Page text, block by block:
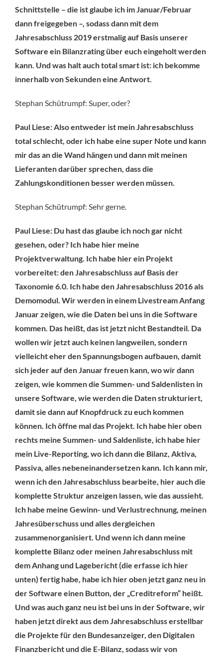
Schnittstelle – die ist glaube ich im Januar/Februar
dann freigegeben –, sodass dann mit dem
Jahresabschluss 2019 erstmalig auf Basis unserer
Software ein Bilanzrating über euch eingeholt werden
kann. Und was halt auch total smart ist: ich bekomme
innerhalb von Sekunden eine Antwort.
Stephan Schütrumpf: Super, oder?
Paul Liese: Also entweder ist mein Jahresabschluss
total schlecht, oder ich habe eine super Note und kann
mir das an die Wand hängen und dann mit meinen
Lieferanten darüber sprechen, dass die
Zahlungskonditionen besser werden müssen.
Stephan Schütrumpf: Sehr gerne.
Paul Liese: Du hast das glaube ich noch gar nicht
gesehen, oder? Ich habe hier meine
Projektverwaltung. Ich habe hier ein Projekt
vorbereitet: den Jahresabschluss auf Basis der
Taxonomie 6.0. Ich habe den Jahresabschluss 2016 als
Demomodul. Wir werden in einem Livestream Anfang
Januar zeigen, wie die Daten bei uns in die Software
kommen. Das heißt, das ist jetzt nicht Bestandteil. Da
wollen wir jetzt auch keinen langweilen, sondern
vielleicht eher den Spannungsbogen aufbauen, damit
sich jeder auf den Januar freuen kann, wo wir dann
zeigen, wie kommen die Summen- und Saldenlisten in
unsere Software, wie werden die Daten strukturiert,
damit sie dann auf Knopfdruck zu euch kommen
können. Ich öffne mal das Projekt. Ich habe hier oben
rechts meine Summen- und Saldenliste, ich habe hier
mein Live-Reporting, wo ich dann die Bilanz, Aktiva,
Passiva, alles nebeneinandersetzen kann. Ich kann mir,
wenn ich den Jahresabschluss bearbeite, hier auch die
komplette Struktur anzeigen lassen, wie das aussieht.
Ich habe meine Gewinn- und Verlustrechnung, meinen
Jahresüberschuss und alles dergleichen
zusammenorganisiert. Und wenn ich dann meine
komplette Bilanz oder meinen Jahresabschluss mit
dem Anhang und Lagebericht (die erfasse ich hier
unten) fertig habe, habe ich hier oben jetzt ganz neu in
der Software einen Button, der „Creditreform“ heißt.
Und was auch ganz neu ist bei uns in der Software, wir
haben jetzt direkt aus dem Jahresabschluss erstellbar
die Projekte für den Bundesanzeiger, den Digitalen
Finanzbericht und die E-Bilanz, sodass wir von